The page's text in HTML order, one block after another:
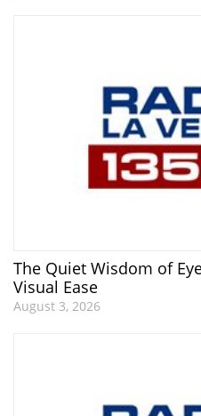
The Quiet Wisdom of
Visual Ease
August 3, 2026